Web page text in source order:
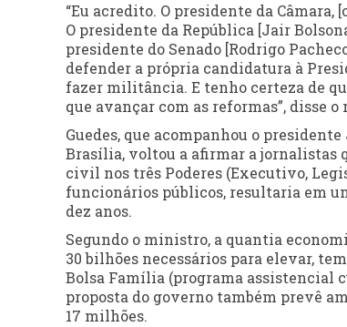
“Eu acredito. O presidente da
O presidente da República [Jair
presidente do Senado [Rodrigo
defender a própria candidatura à
fazer militância. E tenho certeza de
que avançar com as reformas”, disse
Guedes, que acompanhou o
Brasília, voltou a afirmar a jornalistas
civil nos três Poderes (Executivo,
funcionários públicos, resultaria em
dez anos.
Segundo o ministro, a quantia
30 bilhões necessários para elevar,
Bolsa Família (programa assistencial
proposta do governo também prevê
17 milhões.